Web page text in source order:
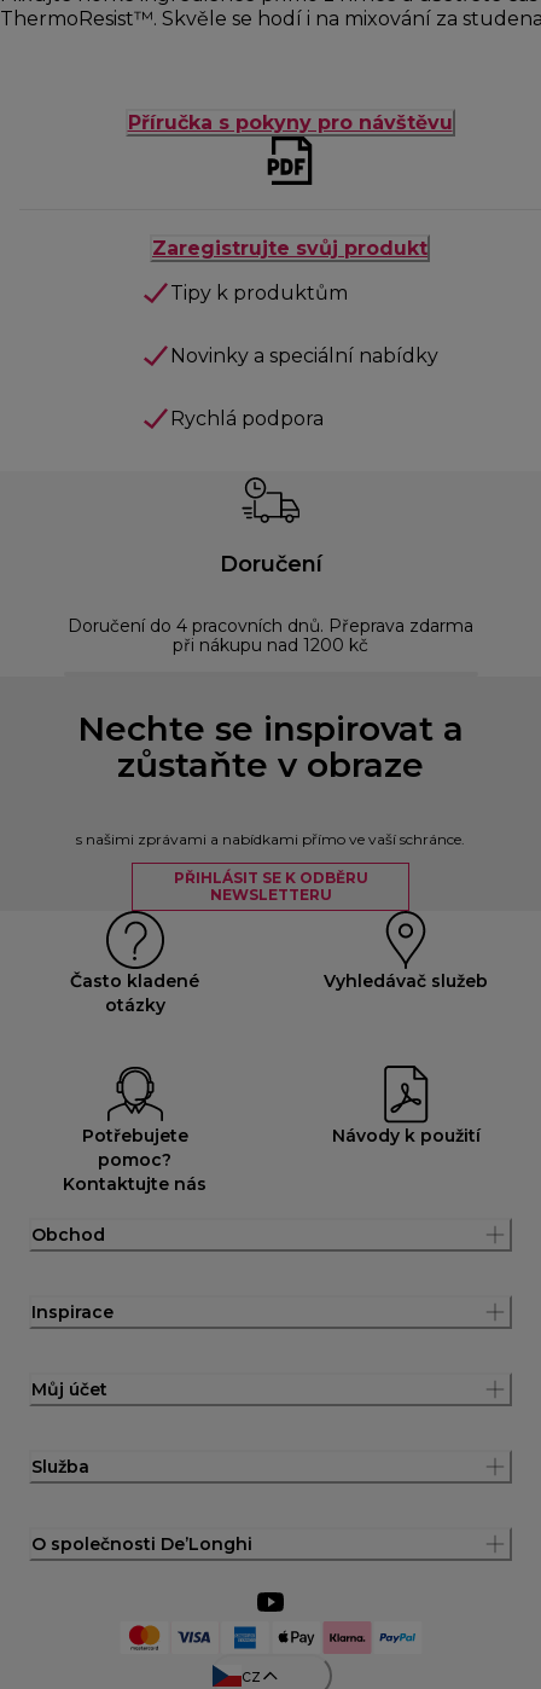
ThermoResist™. Skvěle se hodí i na mixování za
Příručka s pokyny pro návštěvu
Zaregistrujte svůj produkt
Tipy k produktům
Novinky a speciální nabídky
Rychlá podpora
Doručení
Doručení do 4 pracovních dnů. Přeprava zdarma
při nákupu nad 1200 kč
Nechte se inspirovat a
zůstaňte v obraze
s našimi zprávami a nabídkami přímo ve vaší schránce.
PŘIHLÁSIT SE K ODBĚRU
NEWSLETTERU
Často kladené
otázky
Vyhledávač služeb
Potřebujete
pomoc?
Kontaktujte nás
Návody k použití
Obchod
Inspirace
Můj účet
Služba
O společnosti De’Longhi
cz